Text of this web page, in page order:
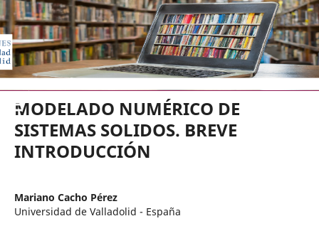
EDICIONES UNIVERSIDAD DE
MODELADO NUMÉRICO DE
SISTEMAS SOLIDOS. BREVE
INTRODUCCIÓN
Mariano Cacho Pérez
Universidad de Valladolid - España